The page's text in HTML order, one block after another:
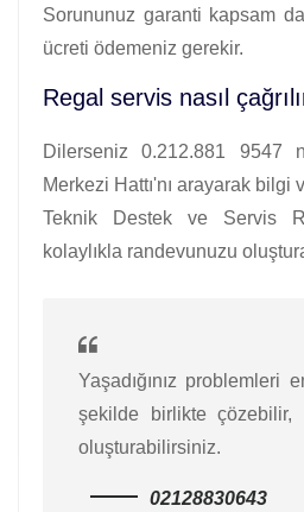
Sorununuz garanti kapsam
ücreti ödemeniz gerekir.
Regal servis nasıl
Dilerseniz 0.212.881 9547
Merkezi Hattı'nı arayarak
Teknik Destek ve Servis
kolaylıkla randevunuzu
Yaşadığınız problemleri
şekilde birlikte çözebilir,
oluşturabilirsiniz.
02128830643